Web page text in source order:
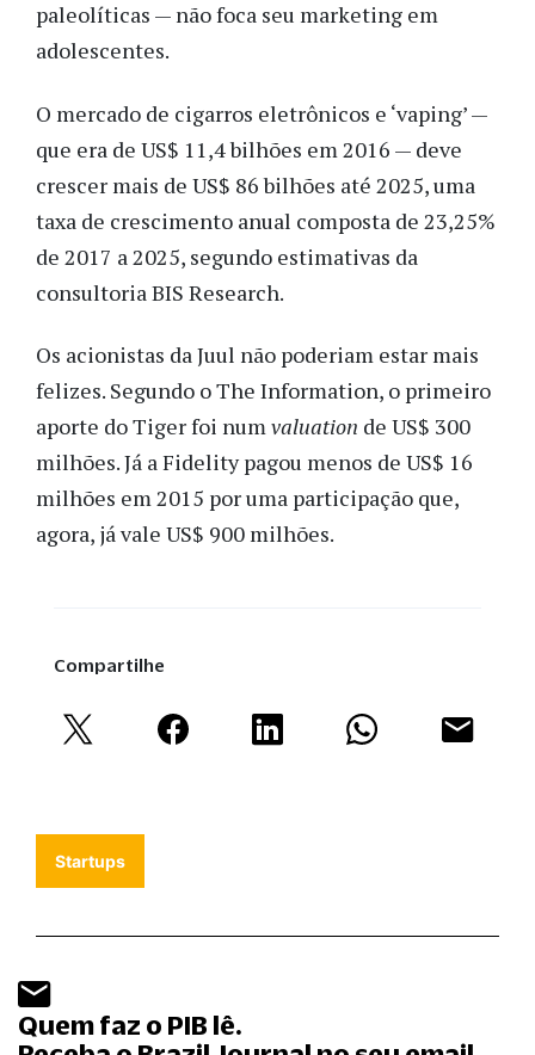
paleolíticas — não foca seu marketing em
adolescentes.
O mercado de cigarros eletrônicos e ‘vaping’ —
que era de US$ 11,4 bilhões em 2016 — deve
crescer mais de US$ 86 bilhões até 2025, uma
taxa de crescimento anual composta de 23,25%
de 2017 a 2025, segundo estimativas da
consultoria BIS Research.
Os acionistas da Juul não poderiam estar mais
felizes. Segundo o The Information, o primeiro
aporte do Tiger foi numvaluation de US$ 300
milhões. Já a Fidelity pagou menos de US$ 16
milhões em 2015 por uma participação que,
agora, já vale US$ 900 milhões.
Compartilhe
Startups
Quem faz o PIB lê.